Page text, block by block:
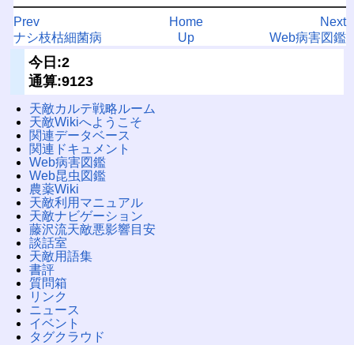
Prev
ナシ枝枯細菌病
Next
Web病害図鑑
Home
Up
今日:2
通算:9123
天敵カルテ戦略ルーム
天敵Wikiへようこそ
関連データベース
関連ドキュメント
Web病害図鑑
Web昆虫図鑑
農薬Wiki
天敵利用マニュアル
天敵ナビゲーション
藤沢流天敵悪影響目安
談話室
天敵用語集
書評
質問箱
リンク
ニュース
イベント
タグクラウド